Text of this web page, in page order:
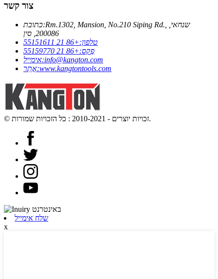
צור קשר
כתובת:Rm.1302, Mansion, No.210 Siping Rd., שנחאי,
200086, סין
טלפון:+86 21 55151611
פַקס:+86 21 55159770
אימייל:info@kangton.com
אֲתַר:www.kangtontools.com
© זכויות יוצרים - 2010-2021 : כל הזכויות שמורות.
שלח אימייל
x